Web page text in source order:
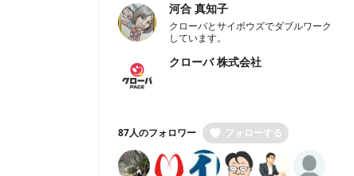
河合 真知子
クローバとサイボウズでダブルワーク
しています。
クローバ 株式会社
87人のフォロワー フォローする